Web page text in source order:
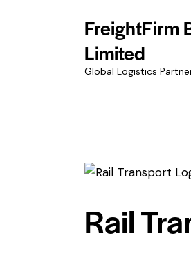
FreightFirm
Limited
Global Logistics
Rail